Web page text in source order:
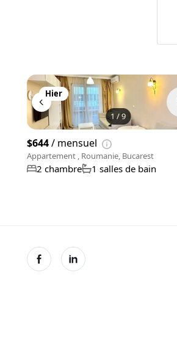
1 /9
Hier
$644/ mensuel
Appartement , Roumanie, Bucarest
2 chambre 1 salles de bain